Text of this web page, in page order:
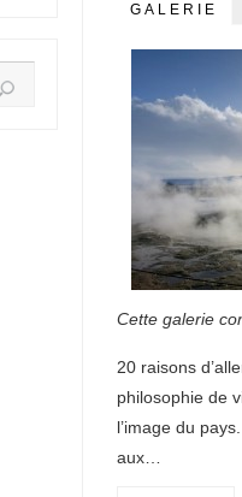
GALERIE
Cette galerie
20 raisons
philosophie de
l’image du
aux…